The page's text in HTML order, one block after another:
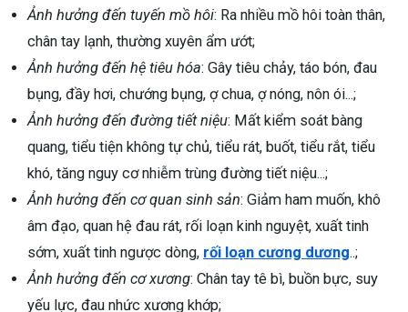
Ảnh hưởng đến tuyến mồ hôi: Ra nhiều mồ hôi toàn thân,
chân tay lạnh, thường xuyên ẩm ướt;
Ảnh hưởng đến hệ tiêu hóa: Gây tiêu chảy, táo bón, đau
bụng, đầy hơi, chướng bụng, ợ chua, ợ nóng, nôn ói...;
Ảnh hưởng đến đường tiết niệu: Mất kiểm soát bàng
quang, tiểu tiện không tự chủ, tiểu rát, buốt, tiểu rắt, tiểu
khó, tăng nguy cơ nhiễm trùng đường tiết niệu...;
Ảnh hưởng đến cơ quan sinh sản: Giảm ham muốn, khô
âm đạo, quan hệ đau rát, rối loạn kinh nguyệt, xuất tinh
sớm, xuất tinh ngược dòng, rối loạn cương dương..;
Ảnh hưởng đến cơ xương: Chân tay tê bì, buồn bực, suy
yếu lực, đau nhức xương khớp;